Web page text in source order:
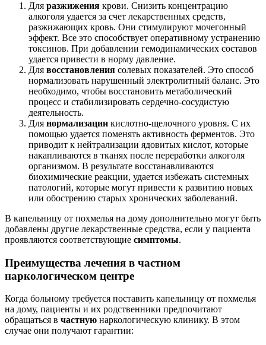
Для разжижения крови. Снизить концентрацию
алкоголя удается за счет лекарственных средств,
разжижающих кровь. Они стимулируют мочегонный
эффект. Все это способствует оперативному устранению
токсинов. При добавлении гемодинамических составов
удается привести в норму давление.
Для восстановления солевых показателей. Это способ
нормализовать нарушенный электролитный баланс. Это
необходимо, чтобы восстановить метаболический
процесс и стабилизировать сердечно-сосудистую
деятельность.
Для нормализации кислотно-щелочного уровня. С их
помощью удается поменять активность ферментов. Это
приводит к нейтрализации ядовитых кислот, которые
накапливаются в тканях после переработки алкоголя
организмом. В результате восстанавливаются
биохимические реакции, удается избежать системных
патологий, которые могут привести к развитию новых
или обострению старых хронических заболеваний.
В капельницу от похмелья на дому дополнительно могут быть
добавлены другие лекарственные средства, если у пациента
проявляются соответствующие симптомы.
Преимущества лечения в частном
наркологическом центре
Когда больному требуется поставить капельницу от похмелья
на дому, пациенты и их родственники предпочитают
обращаться в частную наркологическую клинику. В этом
случае они получают гарантии: